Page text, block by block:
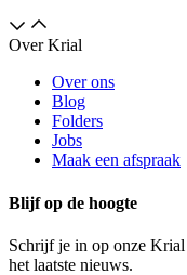
Over Krial
Over ons
Blog
Folders
Jobs
Maak een afspraak
Blijf op de hoogte
Schrijf je in op onze
het laatste nieuws.